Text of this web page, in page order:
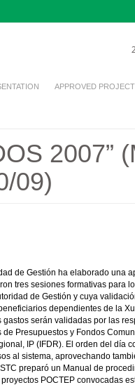
APPROVED
2007”
09)
de Gestión ha elaborado una
tres sesiones formativas para
de Gestión y cuya
dependientes de la
serán validadas por las
Presupuestos y Fondos
IP (IFDR). El orden del día
al sistema, aprovechando
preparó un Manual de
POCTEP convocadas